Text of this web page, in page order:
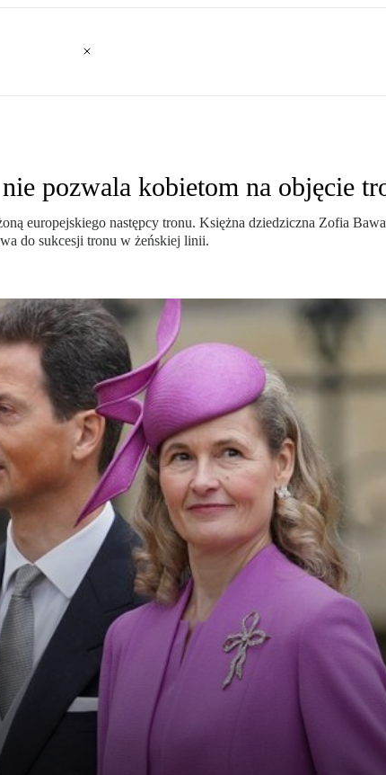
pozwala kobietom na objęcie
europejskiego następcy tronu. Księżna dziedziczna Zofia
do sukcesji tronu w żeńskiej linii.